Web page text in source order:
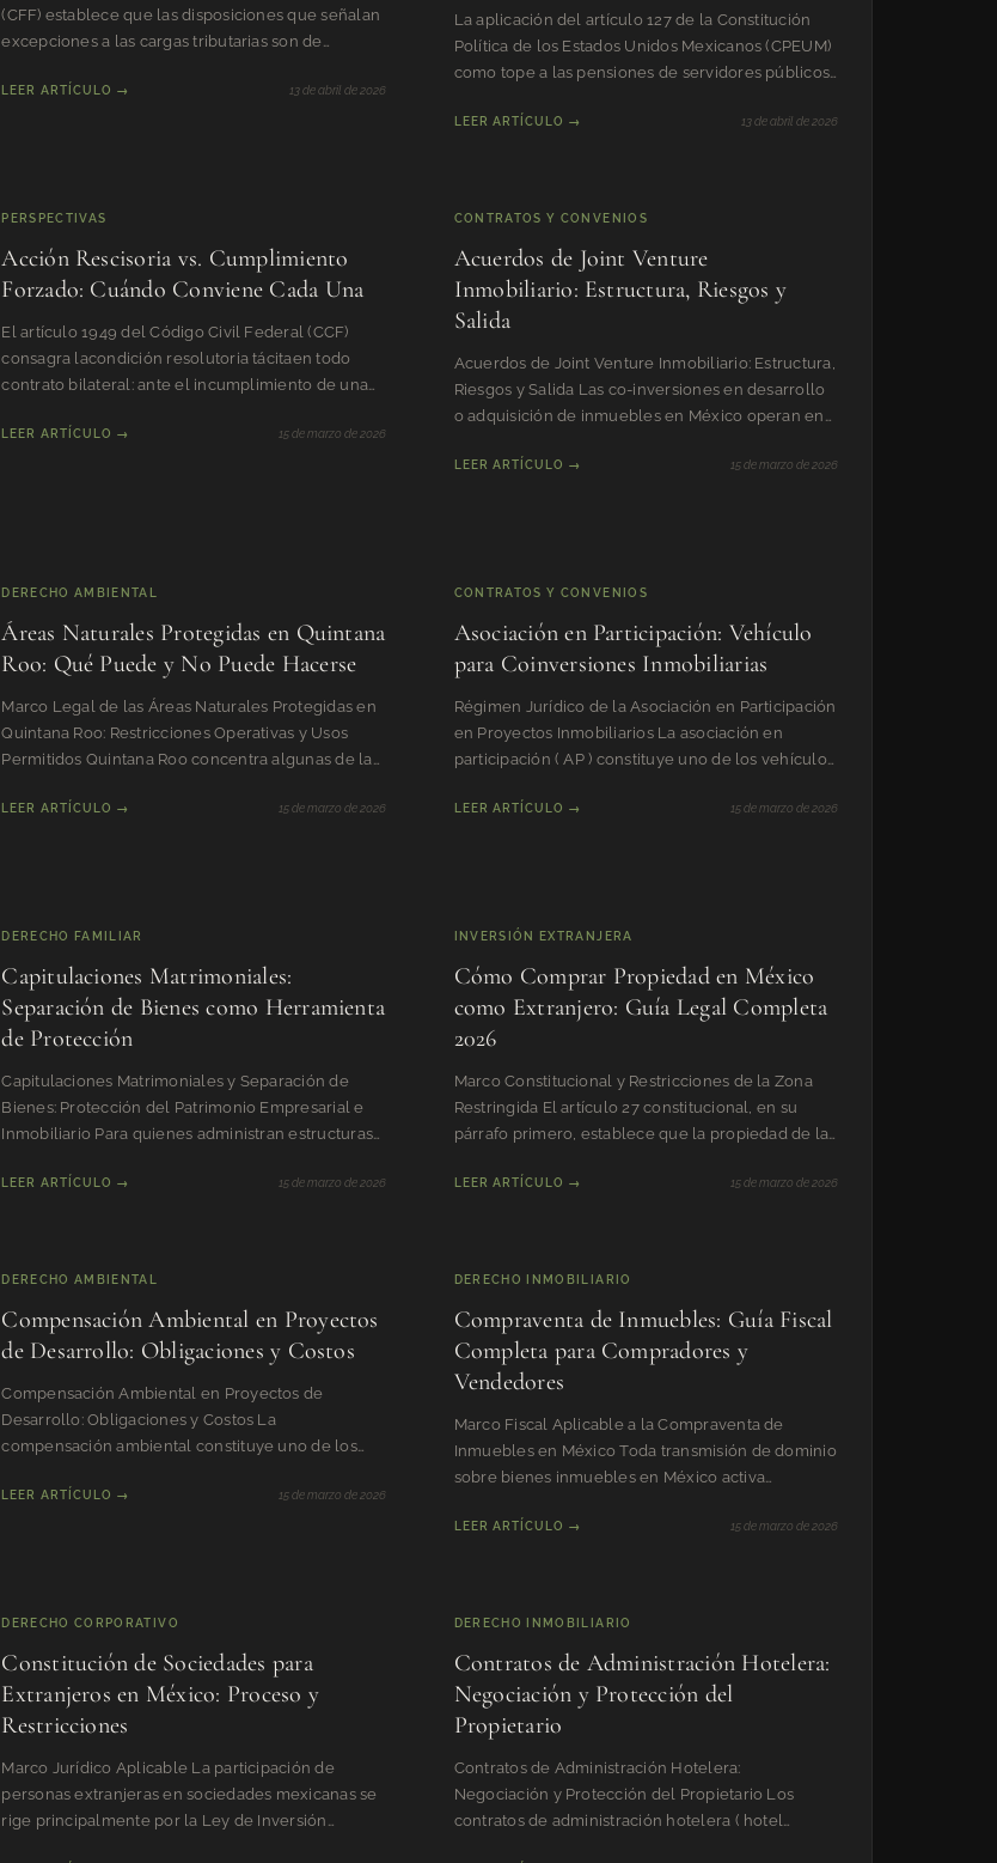
(CFF) establece que las disposiciones que señalan
excepciones a las cargas tributarias son de
LEER ARTÍCULO → 13 de abril de 2026
La aplicación del artículo 127 de la Constitución
Política de los Estados Unidos Mexicanos (CPEUM)
como tope a las pensiones de servidores públicos
LEER ARTÍCULO → 13 de abril de 2026
PERSPECTIVAS
Acción Rescisoria vs. Cumplimiento
Forzado: Cuándo Conviene Cada Una
El artículo 1949 del Código Civil Federal (CCF)
consagra lacondición resolutoria tácitaen todo
contrato bilateral: ante el incumplimiento de una
LEER ARTÍCULO → 15 de marzo de 2026
CONTRATOS Y CONVENIOS
Acuerdos de Joint Venture
Inmobiliario: Estructura, Riesgos y
Salida
Acuerdos de Joint Venture Inmobiliario: Estructura,
Riesgos y Salida Las co-inversiones en desarrollo
o adquisición de inmuebles en México operan en
LEER ARTÍCULO → 15 de marzo de 2026
DERECHO AMBIENTAL
Áreas Naturales Protegidas en Quintana
Roo: Qué Puede y No Puede Hacerse
Marco Legal de las Áreas Naturales Protegidas en
Quintana Roo: Restricciones Operativas y Usos
Permitidos Quintana Roo concentra algunas de las
LEER ARTÍCULO → 15 de marzo de 2026
CONTRATOS Y CONVENIOS
Asociación en Participación: Vehículo
para Coinversiones Inmobiliarias
Régimen Jurídico de la Asociación en Participación
en Proyectos Inmobiliarios La asociación en
participación ( AP ) constituye uno de los vehículos
LEER ARTÍCULO → 15 de marzo de 2026
DERECHO FAMILIAR
Capitulaciones Matrimoniales:
Separación de Bienes como Herramienta
de Protección
Capitulaciones Matrimoniales y Separación de
Bienes: Protección del Patrimonio Empresarial e
Inmobiliario Para quienes administran estructuras
LEER ARTÍCULO → 15 de marzo de 2026
INVERSIÓN EXTRANJERA
Cómo Comprar Propiedad en México
como Extranjero: Guía Legal Completa
2026
Marco Constitucional y Restricciones de la Zona
Restringida El artículo 27 constitucional, en su
párrafo primero, establece que la propiedad de las
LEER ARTÍCULO → 15 de marzo de 2026
DERECHO AMBIENTAL
Compensación Ambiental en Proyectos
de Desarrollo: Obligaciones y Costos
Compensación Ambiental en Proyectos de
Desarrollo: Obligaciones y Costos La
compensación ambiental constituye uno de los
LEER ARTÍCULO → 15 de marzo de 2026
DERECHO INMOBILIARIO
Compraventa de Inmuebles: Guía Fiscal
Completa para Compradores y
Vendedores
Marco Fiscal Aplicable a la Compraventa de
Inmuebles en México Toda transmisión de dominio
sobre bienes inmuebles en México activa
LEER ARTÍCULO → 15 de marzo de 2026
DERECHO CORPORATIVO
Constitución de Sociedades para
Extranjeros en México: Proceso y
Restricciones
Marco Jurídico Aplicable La participación de
personas extranjeras en sociedades mexicanas se
rige principalmente por la Ley de Inversión
DERECHO INMOBILIARIO
Contratos de Administración Hotelera:
Negociación y Protección del
Propietario
Contratos de Administración Hotelera:
Negociación y Protección del Propietario Los
contratos de administración hotelera ( hotel